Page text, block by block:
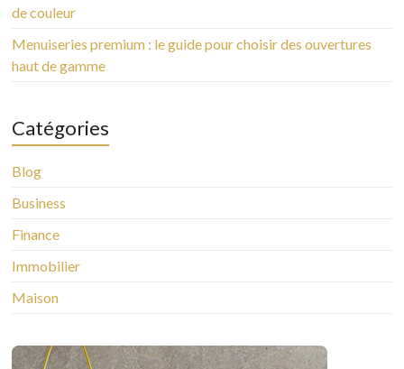
de couleur
Menuiseries premium : le guide pour choisir des ouvertures
haut de gamme
Catégories
Blog
Business
Finance
Immobilier
Maison